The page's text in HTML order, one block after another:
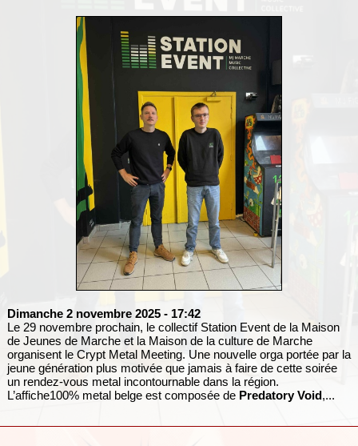
Dimanche 2 novembre 2025 - 17:42
Le 29 novembre prochain, le collectif Station Event de la Maison
de Jeunes de Marche et la Maison de la culture de Marche
organisent le Crypt Metal Meeting. Une nouvelle orga portée par la
jeune génération plus motivée que jamais à faire de cette soirée
un rendez-vous metal incontournable dans la région.
L’affiche100% metal belge est composée de Predatory Void,...